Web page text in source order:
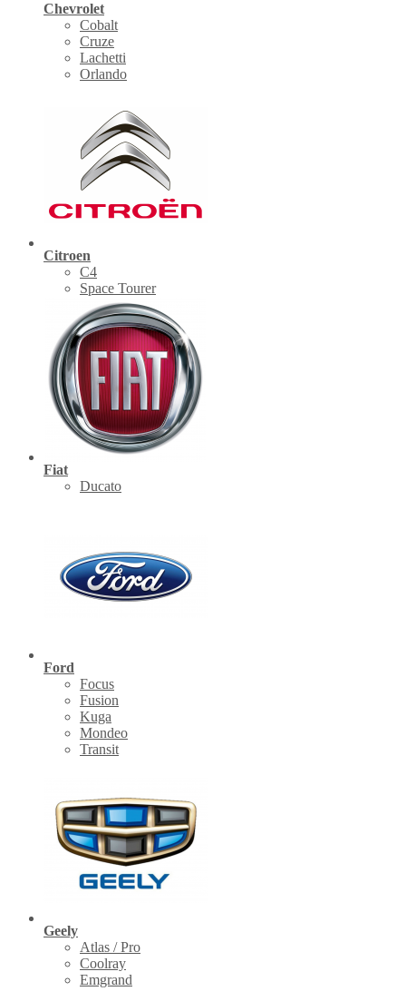
Chevrolet
Cobalt
Cruze
Lachetti
Orlando
Citroen
C4
Space Tourer
Fiat
Ducato
Ford
Focus
Fusion
Kuga
Mondeo
Transit
Geely
Atlas / Pro
Coolray
Emgrand